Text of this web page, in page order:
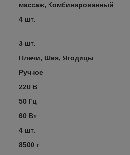
массаж, Комбинированный
4 шт.
3 шт.
Плечи, Шея, Ягодицы
Ручное
220 В
50 Гц
60 Вт
4 шт.
8500 г